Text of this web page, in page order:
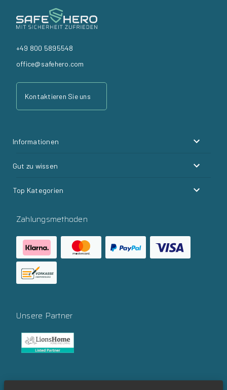
+49 800 5895548
office@safehero.com
Kontaktieren Sie uns
Informationen
Gut zu wissen
Top Kategorien
Zahlungsmethoden
Unsere Partner